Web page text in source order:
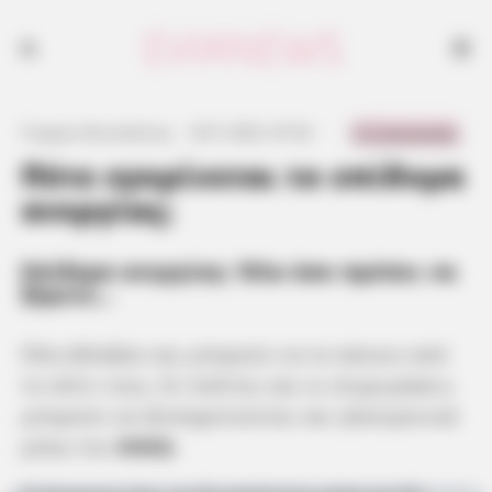
Πότε εγκρίνεται το επίδομα
ανεργίας;
Επίδομα ανεργίας: Όλα όσα πρέπει να